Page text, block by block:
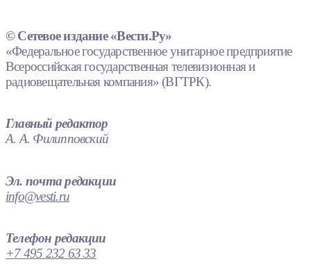
© Сетевое издание «Вести.Ру»
«Федеральное государственное унитарное предприятие
Всероссийская государственная телевизионная и
радиовещательная компания» (ВГТРК).
Главный редактор
А. А. Филипповский
Эл. почта редакции
info@vesti.ru
Телефон редакции
+7 495 232 63 33